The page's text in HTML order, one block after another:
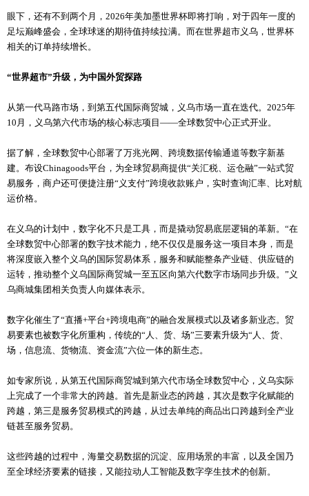
眼下，还有不到两个月，2026年美加墨世界杯即将打响，对于四年一度的
足坛巅峰盛会，全球球迷的期待值持续拉满。而在世界超市义乌，世界杯
相关的订单持续增长。
“世界超市”升级，为中国外贸探路
从第一代马路市场，到第五代国际商贸城，义乌市场一直在迭代。2025年
10月，义乌第六代市场的核心标志项目——全球数贸中心正式开业。
据了解，全球数贸中心部署了万兆光网、跨境数据传输通道等数字新基
建。布设Chinagoods平台，为全球贸易商提供“关汇税、运仓融”一站式贸
易服务，商户还可便捷注册“义支付”跨境收款账户，实时查询汇率、比对航
运价格。
在义乌的计划中，数字化不只是工具，而是撬动贸易底层逻辑的革新。“在
全球数贸中心部署的数字技术能力，绝不仅仅是服务这一项目本身，而是
将深度嵌入整个义乌的国际贸易体系，服务和赋能整条产业链、供应链的
运转，推动整个义乌国际商贸城一至五区向第六代数字市场同步升级。”义
乌商城集团相关负责人向媒体表示。
数字化催生了“直播+平台+跨境电商”的融合发展模式以及诸多新业态。贸
易要素也被数字化所重构，传统的“人、货、场”三要素升级为“人、货、
场，信息流、货物流、资金流”六位一体的新生态。
如专家所说，从第五代国际商贸城到第六代市场全球数贸中心，义乌实际
上完成了一个非常大的跨越。首先是新业态的跨越，其次是数字化赋能的
跨越，第三是服务贸易模式的跨越，从过去单纯的商品出口跨越到全产业
链甚至服务贸易。
这些跨越的过程中，海量交易数据的沉淀、应用场景的丰富，以及全国乃
至全球经济要素的链接，又能拉动人工智能及数字孪生技术的创新。